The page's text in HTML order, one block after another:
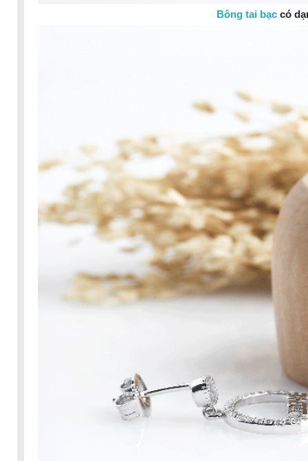
Bông tai bạccó